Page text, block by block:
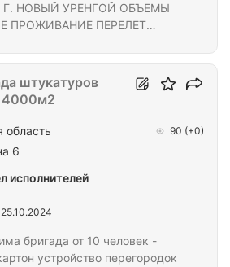
НОВЫЙ УРЕНГОЙ ОБЪЕМЫ
ПРОЖИВАНИЕ ПЕРЕЛЕТ
бригада от 10 человек -
устройство перегородок
штукатуров
4000м2
область 90 (+0)
6
исполнителей
25.10.2024